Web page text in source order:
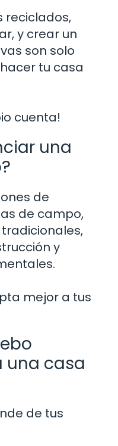
reciclados,
y crear un
son solo
tu casa
cuenta!
una
de
de campo,
y
mejor a tus
una casa
de tus